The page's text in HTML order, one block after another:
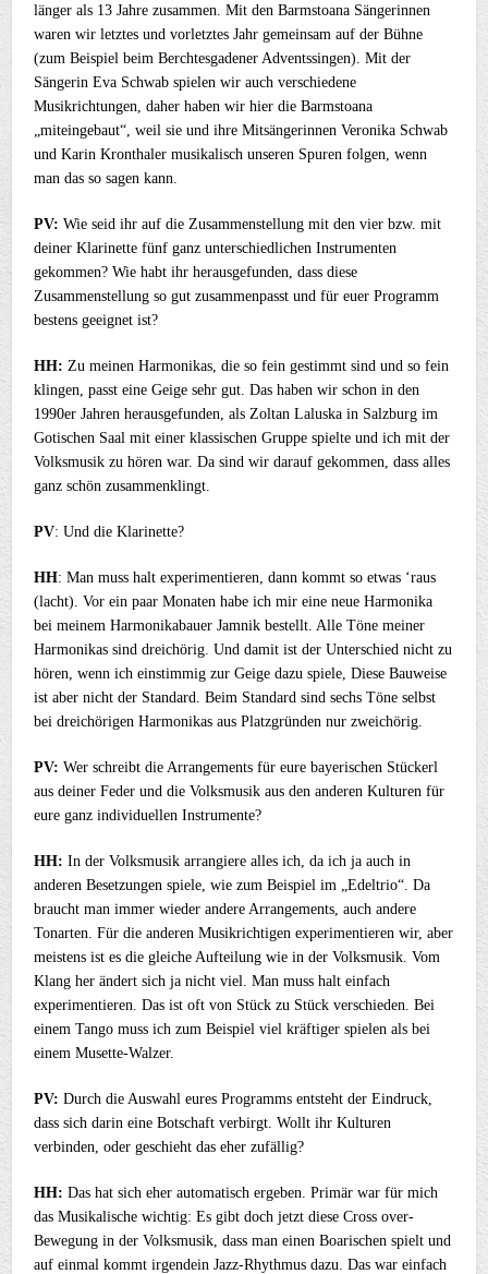
länger als 13 Jahre zusammen. Mit den Barmstoana Sängerinnen
waren wir letztes und vorletztes Jahr gemeinsam auf der Bühne
(zum Beispiel beim Berchtesgadener Adventssingen). Mit der
Sängerin Eva Schwab spielen wir auch verschiedene
Musikrichtungen, daher haben wir hier die Barmstoana
„miteingebaut“, weil sie und ihre Mitsängerinnen Veronika Schwab
und Karin Kronthaler musikalisch unseren Spuren folgen, wenn
man das so sagen kann.
PV: Wie seid ihr auf die Zusammenstellung mit den vier bzw. mit
deiner Klarinette fünf ganz unterschiedlichen Instrumenten
gekommen? Wie habt ihr herausgefunden, dass diese
Zusammenstellung so gut zusammenpasst und für euer Programm
bestens geeignet ist?
HH: Zu meinen Harmonikas, die so fein gestimmt sind und so fein
klingen, passt eine Geige sehr gut. Das haben wir schon in den
1990er Jahren herausgefunden, als Zoltan Laluska in Salzburg im
Gotischen Saal mit einer klassischen Gruppe spielte und ich mit der
Volksmusik zu hören war. Da sind wir darauf gekommen, dass alles
ganz schön zusammenklingt.
PV: Und die Klarinette?
HH: Man muss halt experimentieren, dann kommt so etwas ‘raus
(lacht). Vor ein paar Monaten habe ich mir eine neue Harmonika
bei meinem Harmonikabauer Jamnik bestellt. Alle Töne meiner
Harmonikas sind dreichörig. Und damit ist der Unterschied nicht zu
hören, wenn ich einstimmig zur Geige dazu spiele, Diese Bauweise
ist aber nicht der Standard. Beim Standard sind sechs Töne selbst
bei dreichörigen Harmonikas aus Platzgründen nur zweichörig.
PV:Wer schreibt die Arrangements für eure bayerischen Stückerl
aus deiner Feder und die Volksmusik aus den anderen Kulturen für
eure ganz individuellen Instrumente?
HH: In der Volksmusik arrangiere alles ich, da ich ja auch in
anderen Besetzungen spiele, wie zum Beispiel im „Edeltrio“. Da
braucht man immer wieder andere Arrangements, auch andere
Tonarten. Für die anderen Musikrichtigen experimentieren wir, aber
meistens ist es die gleiche Aufteilung wie in der Volksmusik. Vom
Klang her ändert sich ja nicht viel. Man muss halt einfach
experimentieren. Das ist oft von Stück zu Stück verschieden. Bei
einem Tango muss ich zum Beispiel viel kräftiger spielen als bei
einem Musette-Walzer.
PV: Durch die Auswahl eures Programms entsteht der Eindruck,
dass sich darin eine Botschaft verbirgt. Wollt ihr Kulturen
verbinden, oder geschieht das eher zufällig?
HH: Das hat sich eher automatisch ergeben. Primär war für mich
das Musikalische wichtig: Es gibt doch jetzt diese Cross over-
Bewegung in der Volksmusik, dass man einen Boarischen spielt und
auf einmal kommt irgendein Jazz-Rhythmus dazu. Das war einfach